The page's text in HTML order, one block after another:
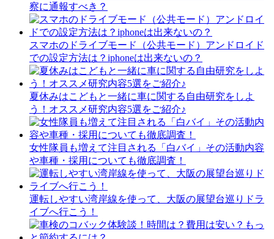
察に通報すべき？
スマホのドライブモード（公共モード）アンドロイド
での設定方法は？iphoneは出来ないの？
夏休みはこどもと一緒に車に関する自由研究をしよ
う！オススメ研究内容5選をご紹介♪
女性隊員も増えて注目される「白バイ」その活動内容
や車種・採用についても徹底調査！
運転しやすい湾岸線を使って、大阪の展望台巡りドラ
イブへ行こう！